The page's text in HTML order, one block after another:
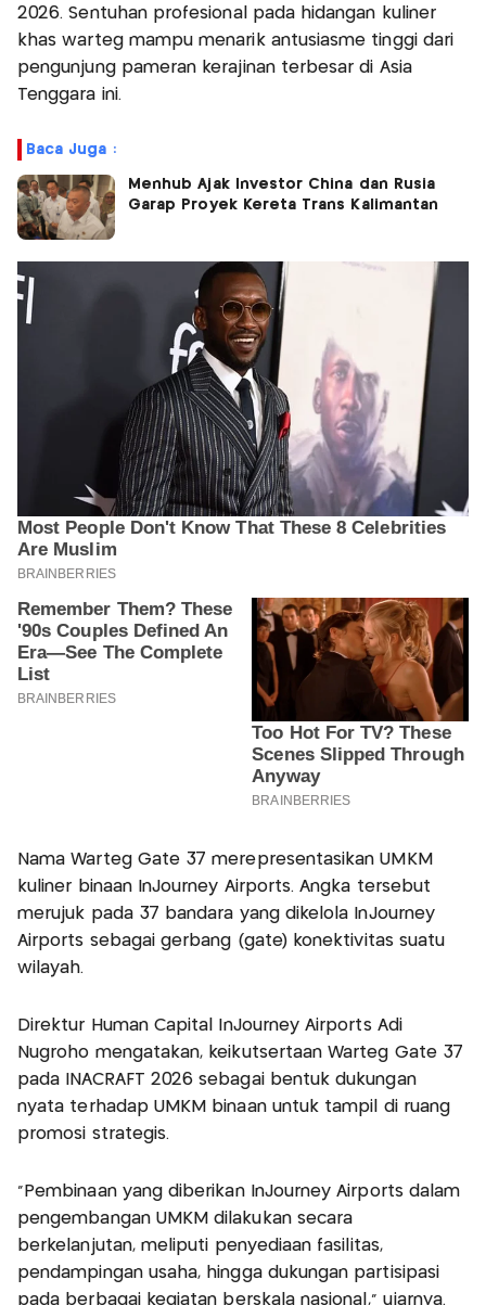
2026. Sentuhan profesional pada hidangan kuliner
khas warteg mampu menarik antusiasme tinggi dari
pengunjung pameran kerajinan terbesar di Asia
Tenggara ini.
Baca Juga :
Menhub Ajak Investor China dan Rusia
Garap Proyek Kereta Trans Kalimantan
Nama Warteg Gate 37 merepresentasikan UMKM
kuliner binaan InJourney Airports. Angka tersebut
merujuk pada 37 bandara yang dikelola InJourney
Airports sebagai gerbang (gate) konektivitas suatu
wilayah.
Direktur Human Capital InJourney Airports Adi
Nugroho mengatakan, keikutsertaan Warteg Gate 37
pada INACRAFT 2026 sebagai bentuk dukungan
nyata terhadap UMKM binaan untuk tampil di ruang
promosi strategis.
“Pembinaan yang diberikan InJourney Airports dalam
pengembangan UMKM dilakukan secara
berkelanjutan, meliputi penyediaan fasilitas,
pendampingan usaha, hingga dukungan partisipasi
pada berbagai kegiatan berskala nasional,” ujarnya.